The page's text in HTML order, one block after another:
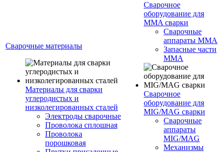
Сварочные материалы
Материалы для сварки
углеродистых и
низколегированных сталей
Электроды сварочные
Проволока сплошная
Проволока
порошковая
Сварочное
оборудование для
MMA сварки
Сварочные
аппараты MMA
Запасные части
MMA
Сварочное
оборудование для
MIG/MAG сварки
Сварочные
аппараты
MIG/MAG
Механизмы